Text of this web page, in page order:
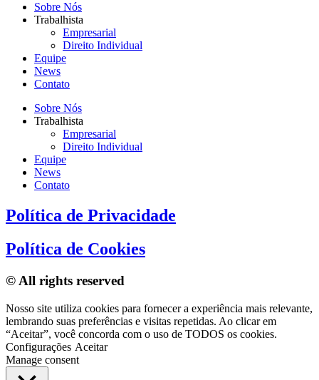
Sobre Nós
Trabalhista
Empresarial
Direito Individual
Equipe
News
Contato
Sobre Nós
Trabalhista
Empresarial
Direito Individual
Equipe
News
Contato
Política de Privacidade
Política de Cookies
© All rights reserved
Nosso site utiliza cookies para fornecer a experiência mais relevante,
lembrando suas preferências e visitas repetidas. Ao clicar em
“Aceitar”, você concorda com o uso de TODOS os cookies.
Configurações Aceitar
Manage consent